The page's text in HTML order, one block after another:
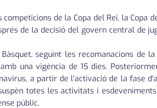
de la Copa del Rei, la Copa
de la decisió del govern central de
seguint les recomanacions de
una vigència de 15 dies.
a partir de l'activació de la fase
totes les activitats i
públic.